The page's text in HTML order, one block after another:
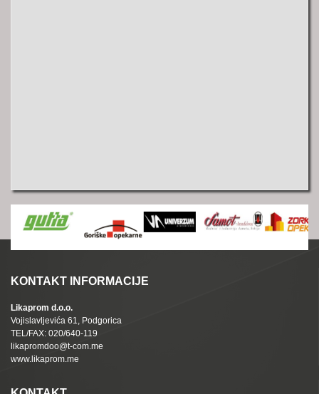
KONTAKT INFORMACIJE
Likaprom d.o.o.
Vojislavljevića 61, Podgorica
TEL/FAX: 020/640-119
likapromdoo@t-com.me
www.likaprom.me